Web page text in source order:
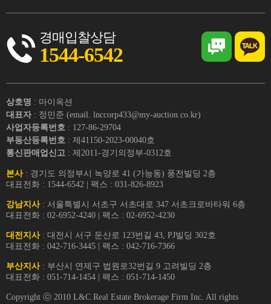
경매입찰상담
1544-6542
상호명 : 마이옥션
대표자 : 정민준 (email. lnccorp433@my-auction.co.kr)
사업자등록번호 : 127-86-29704
부동산등록번호 : 제41150-2023-00040호
통신판매업신고 : 제2011-경기의정부-0312호
본사: 경기도 의정부시 녹양로 41 (가능동) 풍전빌딩 2층
대표전화 : 1544-6542 | 팩스 : 031-826-8923
강남지사: 서울특별시 서초구 서초대로 347 서초크로바타워 6층
대표전화 : 02-6952-4240 | 팩스 : 02-6952-4230
대전지사: 대전시 서구 둔산로 123번길 43, PJ빌딩 302호
대표전화 : 042-716-3445 | 팩스 : 042-716-7366
부산지사: 부산시 연제구 법원로32번길 9 고려빌딩 2층
대표전화 : 051-714-1454 | 팩스 : 051-714-1450
Copyright ⓒ 2010 L&C Real Estate Brokerage Firm Inc. All rights